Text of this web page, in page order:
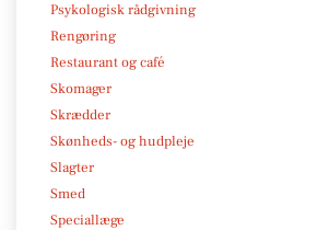
Psykologisk rådgivning
Rengøring
Restaurant og café
Skomager
Skrædder
Skønheds- og hudpleje
Slagter
Smed
Speciallæge